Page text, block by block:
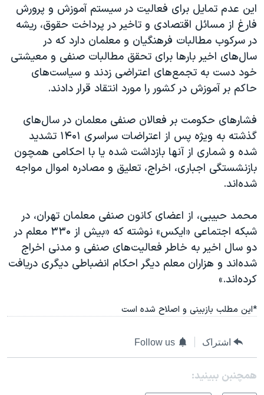
این عدم تمایل برای فعالیت در سیستم آموزش و پرورش
فارغ از مسائل اقتصادی و تاخیر در پرداخت حقوق، ریشه
در سرکوب مطالبات فرهنگیان و معلمان دارد که در
سال‌های اخیر بارها برای تحقق مطالبات صنفی و معیشتی
خود دست به تجمع‌های اعتراضی زدند و سیاست‌های
حاکم بر آموزش در کشور را مورد انتقاد قرار دادند.
فشارهای حکومت بر فعالان صنفی معلمان در سال‌های
گذشته به ویژه پس از اعتراضات سراسری ۱۴۰۱ تشدید
شده و شماری از آنها بازداشت شده یا با احکامی همچون
بازنشستگی اجباری، اخراج، تعلیق و مصادره اموال مواجه
شده‌اند.
محمد حبیبی، از اعضای کانون صنفی معلمان تهران، در
شبکه اجتماعی «ایکس» نوشته که «بیش از ۳۳۰ معلم در
دو سال اخیر به خاطر فعالیت‌های صنفی و مدنی اخراج
شده‌اند و هزاران معلم دیگر احکام انضباطی دیگری دریافت
کرده‌اند.»
*این مطلب بازبینی و اصلاح شده است
اشتراک Follow us
همچنبن ببینید: